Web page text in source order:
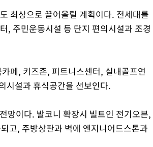
최상으로 끌어올릴 계획이다. 전세대를
, 주민운동시설 등 단지 편의시설과 조경
페, 키즈존, 피트니스센터, 실내골프연
시설과 휴식공간을 선보인다.
망이다. 발코니 확장시 빌트인 전기오븐,
고, 주방상판과 벽에 엔지니어드스톤과